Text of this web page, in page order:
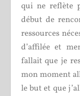
qui ne reflète
début de
ressources
d’affilée et
fallait que je
mon moment
le but et que